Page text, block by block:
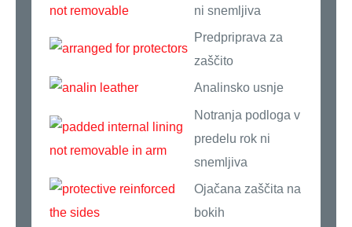
ni snemljiva
Predpriprava za
zaščito
Analinsko usnje
Notranja podloga v
predelu rok ni
snemljiva
Ojačana zaščita na
bokih